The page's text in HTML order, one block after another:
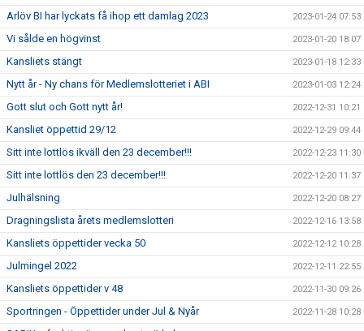
Arlöv BI har lyckats få ihop ett damlag 2023 2023-01-24 07:53
Vi sålde en högvinst 2023-01-20 18:07
Kansliets stängt 2023-01-18 12:33
Nytt år - Ny chans för Medlemslotteriet i ABI 2023-01-03 12:24
Gott slut och Gott nytt år! 2022-12-31 10:21
Kansliet öppettid 29/12 2022-12-29 09:44
Sitt inte lottlös ikväll den 23 december!!! 2022-12-23 11:30
Sitt inte lottlös den 23 december!!! 2022-12-20 11:37
Julhälsning 2022-12-20 08:27
Dragningslista årets medlemslotteri 2022-12-16 13:58
Kansliets öppettider vecka 50 2022-12-12 10:28
Julmingel 2022 2022-12-11 22:55
Kansliets öppettider v 48 2022-11-30 09:26
Sportringen - Öppettider under Jul & Nyår 2022-11-28 10:28